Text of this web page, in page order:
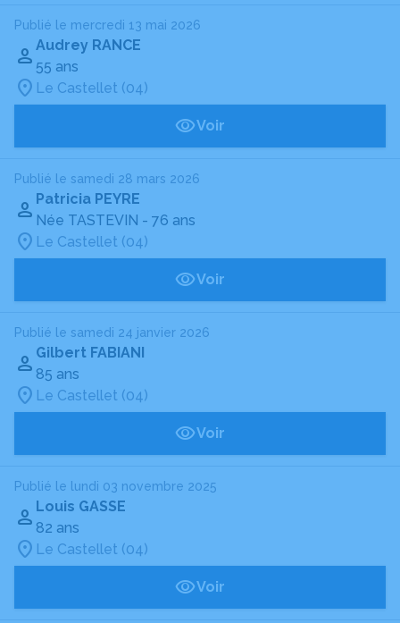
Publié le mercredi 13 mai 2026
Audrey RANCE
55 ans
Le Castellet (04)
Voir
Publié le samedi 28 mars 2026
Patricia PEYRE
Née TASTEVIN - 76 ans
Le Castellet (04)
Voir
Publié le samedi 24 janvier 2026
Gilbert FABIANI
85 ans
Le Castellet (04)
Voir
Publié le lundi 03 novembre 2025
Louis GASSE
82 ans
Le Castellet (04)
Voir